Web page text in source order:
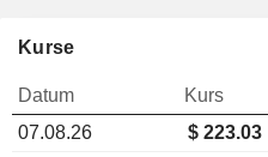
Kurse
Datum Kurs
07.08.26
$ 223.03